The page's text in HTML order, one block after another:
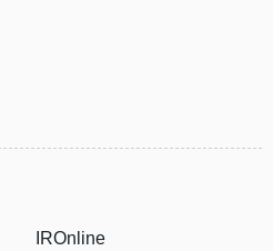
IROnline